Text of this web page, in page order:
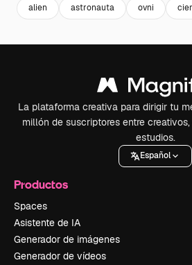
alien astronauta ovni
La plataforma creativa para dirigir tu
millón de suscriptores entre
estudios.
Español
Productos
Spaces
Asistente de IA
Generador de imágenes
Generador de vídeos